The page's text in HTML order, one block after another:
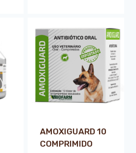
AMOXIGUARD 10
COMPRIMIDO